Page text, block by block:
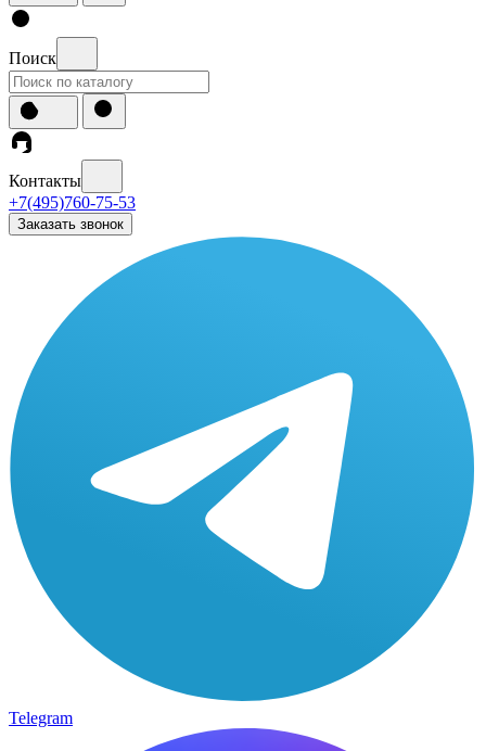
Поиск
Контакты
+7(495)760-75-53
Заказать звонок
Telegram